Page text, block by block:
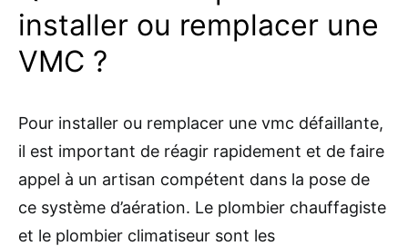
installer ou remplacer une
VMC ?
Pour installer ou remplacer une vmc défaillante,
il est important de réagir rapidement et de faire
appel à un artisan compétent dans la pose de
ce système d’aération. Le plombier chauffagiste
et le plombier climatiseur sont les